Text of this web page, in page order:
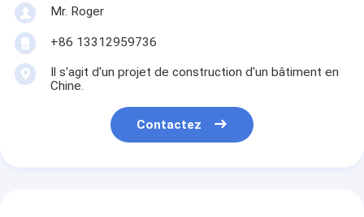
Mr. Roger
+86 13312959736
Il s'agit d'un projet de construction d'un bâtiment en
Chine.
Contactez